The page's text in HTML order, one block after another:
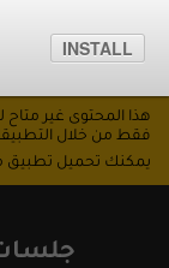
INSTALL
جلسات
هذا المحتوى غير
فقط من خلال
يمكنك تحميل تطبيق منصة 51 من متاجر